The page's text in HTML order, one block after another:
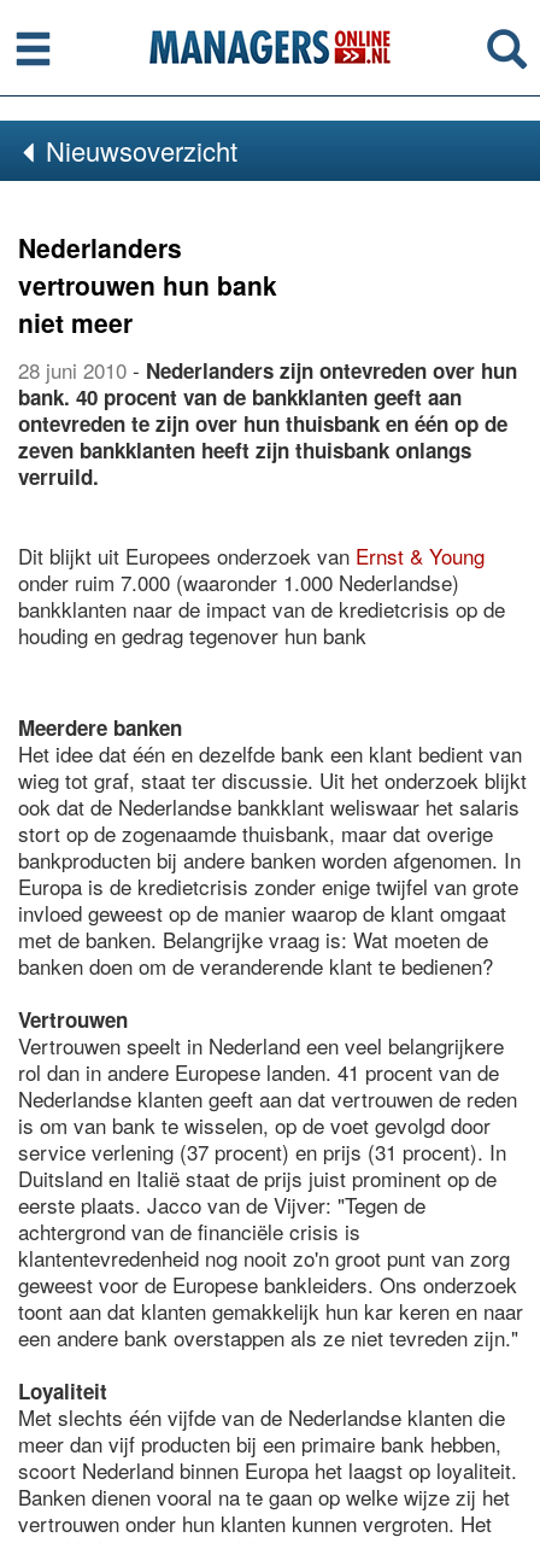
Menu
Nieuwsoverzicht
Nederlanders
vertrouwen hun bank
niet meer
28 juni 2010 - Nederlanders zijn ontevreden over hun
bank. 40 procent van de bankklanten geeft aan
ontevreden te zijn over hun thuisbank en één op de
zeven bankklanten heeft zijn thuisbank onlangs
verruild.
Dit blijkt uit Europees onderzoek van Ernst & Young
onder ruim 7.000 (waaronder 1.000 Nederlandse)
bankklanten naar de impact van de kredietcrisis op de
houding en gedrag tegenover hun bank
Meerdere banken
Het idee dat één en dezelfde bank een klant bedient van
wieg tot graf, staat ter discussie. Uit het onderzoek blijkt
ook dat de Nederlandse bankklant weliswaar het salaris
stort op de zogenaamde thuisbank, maar dat overige
bankproducten bij andere banken worden afgenomen. In
Europa is de kredietcrisis zonder enige twijfel van grote
invloed geweest op de manier waarop de klant omgaat
met de banken. Belangrijke vraag is: Wat moeten de
banken doen om de veranderende klant te bedienen?
Vertrouwen
Vertrouwen speelt in Nederland een veel belangrijkere
rol dan in andere Europese landen. 41 procent van de
Nederlandse klanten geeft aan dat vertrouwen de reden
is om van bank te wisselen, op de voet gevolgd door
service verlening (37 procent) en prijs (31 procent). In
Duitsland en Italië staat de prijs juist prominent op de
eerste plaats. Jacco van de Vijver: "Tegen de
achtergrond van de financiële crisis is
klantentevredenheid nog nooit zo'n groot punt van zorg
geweest voor de Europese bankleiders. Ons onderzoek
toont aan dat klanten gemakkelijk hun kar keren en naar
een andere bank overstappen als ze niet tevreden zijn."
Loyaliteit
Met slechts één vijfde van de Nederlandse klanten die
meer dan vijf producten bij een primaire bank hebben,
scoort Nederland binnen Europa het laagst op loyaliteit.
Banken dienen vooral na te gaan op welke wijze zij het
vertrouwen onder hun klanten kunnen vergroten. Het